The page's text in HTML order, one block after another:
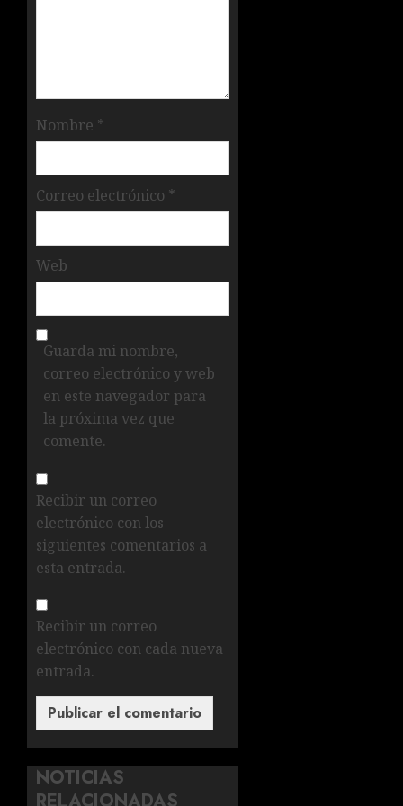
Nombre *
Correo electrónico *
Web
Guarda mi nombre,
correo electrónico y web
en este navegador para
la próxima vez que
comente.
Recibir un correo
electrónico con los
siguientes comentarios a
esta entrada.
Recibir un correo
electrónico con cada nueva
entrada.
NOTICIAS